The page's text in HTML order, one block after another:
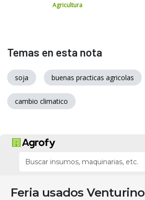
Agricultura
Temas en esta nota
soja buenas practicas agricolas
cambio climatico
Feria usados Venturino